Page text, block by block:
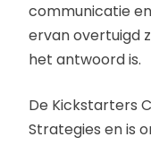
communicatie
ervan overtuigd
het antwoord is.
De Kickstarters
Strategies en is